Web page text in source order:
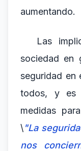
aumentando.
Las
sociedad en
seguridad en
todos, y es
medidas
\"La
nos